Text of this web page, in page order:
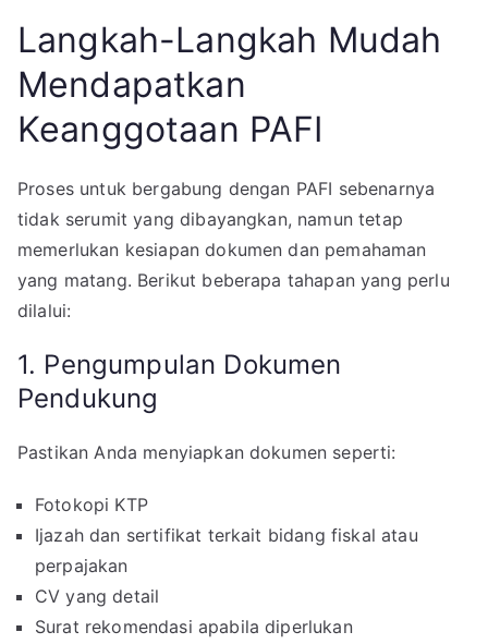
Langkah-Langkah Mudah
Mendapatkan
Keanggotaan PAFI
Proses untuk bergabung dengan PAFI sebenarnya
tidak serumit yang dibayangkan, namun tetap
memerlukan kesiapan dokumen dan pemahaman
yang matang. Berikut beberapa tahapan yang perlu
dilalui:
1. Pengumpulan Dokumen
Pendukung
Pastikan Anda menyiapkan dokumen seperti:
Fotokopi KTP
Ijazah dan sertifikat terkait bidang fiskal atau
perpajakan
CV yang detail
Surat rekomendasi apabila diperlukan